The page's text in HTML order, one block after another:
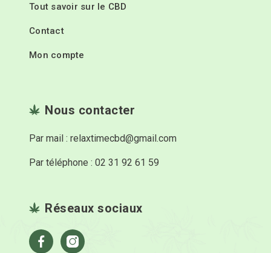
Tout savoir sur le CBD
Contact
Mon compte
Nous contacter
Par mail : relaxtimecbd@gmail.com
Par téléphone : 02 31 92 61 59
Réseaux sociaux
FacebookInstagram